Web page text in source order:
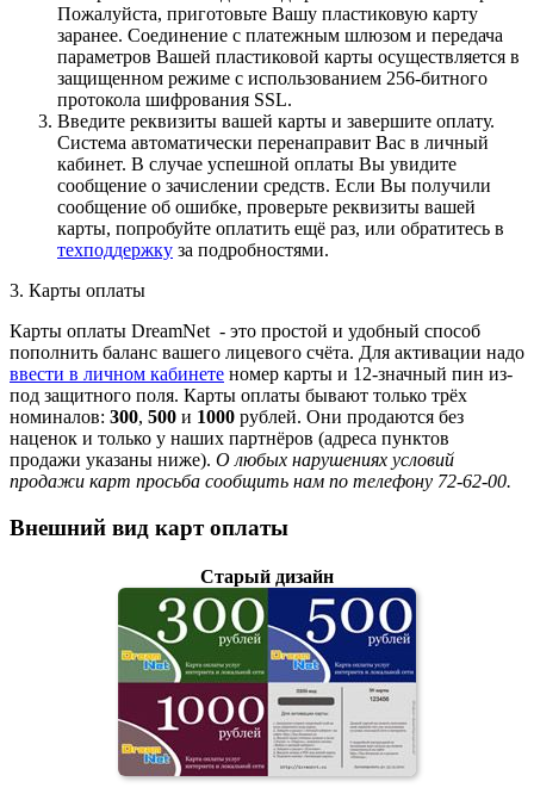
Пожалуйста, приготовьте Вашу пластиковую карту
заранее. Соединение с платежным шлюзом и передача
параметров Вашей пластиковой карты осуществляется в
защищенном режиме с использованием 256-битного
протокола шифрования SSL.
Введите реквизиты вашей карты и завершите оплату.
Система автоматически перенаправит Вас в личный
кабинет. В случае успешной оплаты Вы увидите
сообщение о зачислении средств. Если Вы получили
сообщение об ошибке, проверьте реквизиты вашей
карты, попробуйте оплатить ещё раз, или обратитесь в
техподдержку за подробностями.
3. Карты оплаты
Карты оплаты DreamNet - это простой и удобный способ
пополнить баланс вашего лицевого счёта. Для активации надо
ввести в личном кабинете номер карты и 12-значный пин из-
под защитного поля. Карты оплаты бывают только трёх
номиналов: 300, 500 и 1000 рублей. Они продаются без
наценок и только у наших партнёров (адреса пунктов
продажи указаны ниже). О любых нарушениях условий
продажи карт просьба сообщить нам по телефону 72-62-00.
Внешний вид карт оплаты
Старый дизайн